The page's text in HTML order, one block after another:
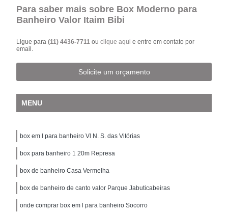
Para saber mais sobre Box Moderno para
Banheiro Valor Itaim Bibi
Ligue para(11) 4436-7711ouclique aqui e entre em contato por
email.
Solicite um orçamento
MENU
box em l para banheiro Vl N. S. das Vitórias
box para banheiro 1 20m Represa
box de banheiro Casa Vermelha
box de banheiro de canto valor Parque Jabuticabeiras
onde comprar box em l para banheiro Socorro